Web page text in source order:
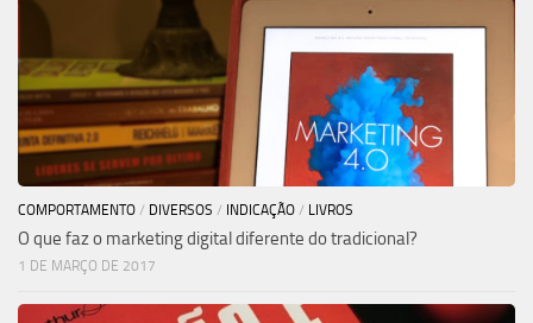
COMPORTAMENTO / DIVERSOS / INDICAÇÃO / LIVROS
O que faz o marketing digital diferente do tradicional?
1 DE MARÇO DE 2017